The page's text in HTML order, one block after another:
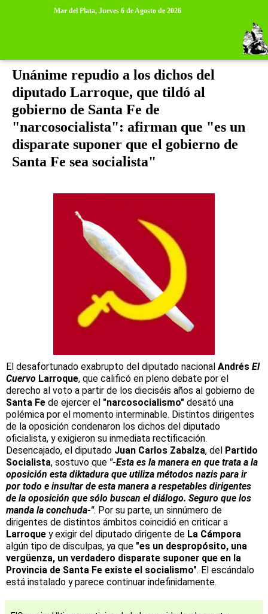
Mar del Plata, Jueves 6 de Agosto de 2026
Unánime repudio a los dichos del
diputado Larroque, que tildó al
gobierno de Santa Fe de
"narcosocialista": afirman que "es un
disparate suponer que el gobierno de
Santa Fe sea socialista"
El desafortunado exabrupto del diputado nacional Andrés El
Cuervo Larroque, que calificó en pleno debate por el
derecho al voto a partir de los dieciséis años al gobierno de
Santa Fe de ejercer el "narcosocialismo" desató una
polémica por el momento interminable. Distintos dirigentes
de la oposición condenaron los dichos del diputado
oficialista, y exigieron su inmediata rectificación.
Desencajado, el diputado Juan Carlos Zabalza, del Partido
Socialista, sostuvo que "-Esta es la manera en que trata a la
oposición esta diktadura que utiliza métodos nazis para ir
por todo e insultar de esta manera a respetables dirigentes
de la oposición que sólo buscan el diálogo. Seguro que los
manda la conchuda-". Por su parte, un sinnúmero de
dirigentes de distintos ámbitos coincidió en criticar a
Larroque y exigir del diputado dirigente de La Cámpora
algún tipo de disculpas, ya que "es un despropósito, una
vergüenza, un verdadero disparate suponer que en la
Provincia de Santa Fe existe el socialismo". El escándalo
está instalado y parece continuar indefinidamente.